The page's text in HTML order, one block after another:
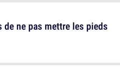
ne pas mettre les pieds